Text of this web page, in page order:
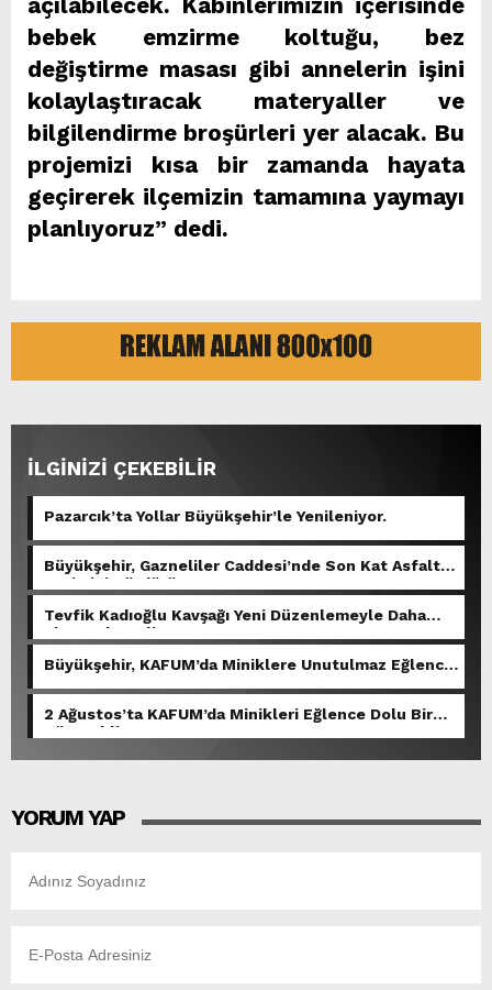
açılabilecek. Kabinlerimizin içerisinde
bebek emzirme koltuğu, bez
değiştirme masası gibi annelerin işini
kolaylaştıracak materyaller ve
bilgilendirme broşürleri yer alacak. Bu
projemizi kısa bir zamanda hayata
geçirerek ilçemizin tamamına yaymayı
planlıyoruz” dedi.
İLGİNİZİ ÇEKEBİLİR
Pazarcık’ta Yollar Büyükşehir’le Yenileniyor.
Büyükşehir, Gazneliler Caddesi’nde Son Kat Asfalt
Serimini Sürdürüyor.
Tevfik Kadıoğlu Kavşağı Yeni Düzenlemeyle Daha
Akıcı Hale Geliyor.
Büyükşehir, KAFUM’da Miniklere Unutulmaz Eğlence
2 Ağustos’ta KAFUM’da Minikleri Eğlence Dolu Bir
Gün Bekliyor.
YORUM YAP